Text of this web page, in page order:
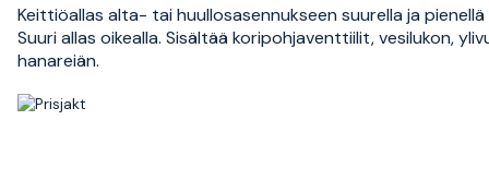
Keittiöallas alta- tai huullosasennukseen suurella ja pienellä
Suuri allas oikealla. Sisältää koripohjaventtiilit, vesilukon,
hanareiän.